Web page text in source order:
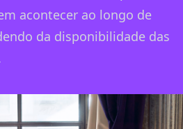
acontecer ao longo de
da disponibilidade das